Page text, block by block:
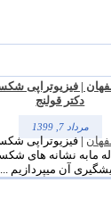
| فیزیوتراپی
دکتر قولنج
مرداد 7, 1399
| فیزیوتراپی
مابه نشانه های
آن میپردازیم ...